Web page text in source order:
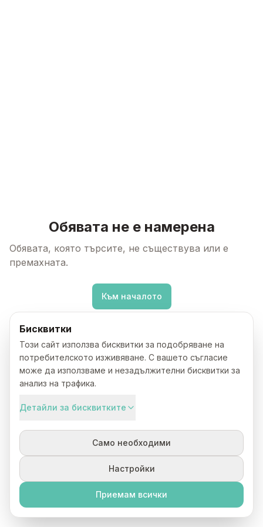
Обявата не е намерена
Обявата, която търсите, не съществува или е
премахната.
Към началото
Бисквитки
Този сайт използва бисквитки за подобряване на
потребителското изживяване. С вашето съгласие
може да използваме и незадължителни бисквитки за
анализ на трафика.
Детайли за бисквитките
Само необходими
Настройки
Приемам всички